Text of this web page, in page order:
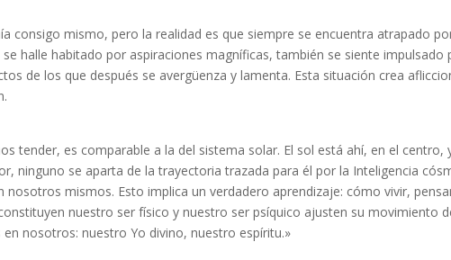
consigo mismo, pero la realidad es que siempre se encuentra atrapado
halle habitado por aspiraciones magníficas, también se siente impulsado
de los que después se avergüenza y lamenta. Esta situación crea
tender, es comparable a la del sistema solar. El sol está ahí, en el centro,
ninguno se aparta de la trayectoria trazada para él por la Inteligencia
nosotros mismos. Esto implica un verdadero aprendizaje: cómo vivir,
nuestro ser físico y nuestro ser psíquico ajusten su movimiento
nosotros: nuestro Yo divino, nuestro espíritu.»